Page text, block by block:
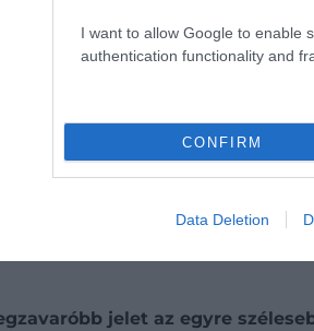
I want to allow Google to enable
authentication functionality and
CONFIRM
Data Deletion
jelet az egyre